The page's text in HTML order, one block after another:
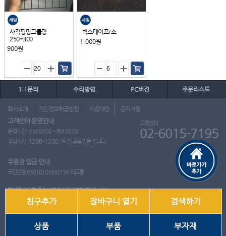
사각평망그물망
250*300
900원
박스테이프/소
1,000원
1:1문의 수리방법 PC버전 주문리스트
회사소개 개인정보취급방침 이용약관 공지사항
고객센터 운영안내
운영시간 : AM 09:00 ~ PM 06:00
점심시간 : 12:00~13:00 / 토.일.공휴일은 쉽니다.
고객센터
02-6015-7195
무통장 입금 안내
국민은행 65810101692196 리드몰
회사명리드몰주소서울 강서구 국회대로7길 126
사업자 등록번호412-10-97537 이영은전화02-6015-7195
Copyright ⓒ 2001~2026 리드몰. All Rights Reserved.
친구추가 장바구니 열기 검색하기
상품 부품 부자재